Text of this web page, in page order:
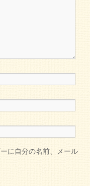
に自分の名前、メール